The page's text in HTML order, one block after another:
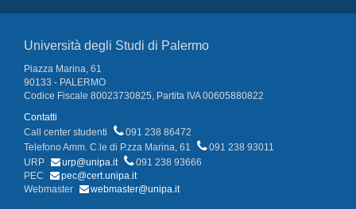
Università degli Studi di Palermo
Piazza Marina, 61
90133 - PALERMO
Codice Fiscale 80023730825, Partita IVA 00605880822
Contatti
Call center studenti
091 238 86472
Telefono Amm. C.le di P.zza Marina, 61
091 238 93011
URP
urp@unipa.it
091 238 93666
PEC
pec@cert.unipa.it
Webmaster
webmaster@unipa.it